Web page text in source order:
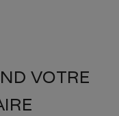
VOTRE